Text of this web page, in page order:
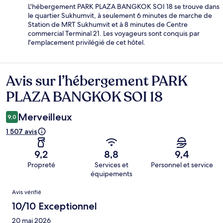
L'hébergement PARK PLAZA BANGKOK SOI 18 se trouve dans
le quartier Sukhumvit, à seulement 6 minutes de marche de
Station de MRT Sukhumvit et à 8 minutes de Centre
commercial Terminal 21. Les voyageurs sont conquis par
l'emplacement privilégié de cet hôtel.
Avis
Avis sur l’hébergement PARK
PLAZA BANGKOK SOI 18
9,0 Merveilleux
1 507 avis
9,2
Propreté
8,8
Services et
équipements
9,4
Personnel et service
Avis
Avis vérifié
10/10 Exceptionnel
20 mai 2026